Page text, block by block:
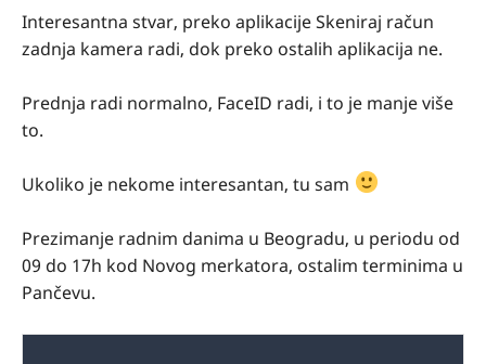
Interesantna stvar, preko aplikacije Skeniraj račun
zadnja kamera radi, dok preko ostalih aplikacija ne.
Prednja radi normalno, FaceID radi, i to je manje više
to.
Ukoliko je nekome interesantan, tu sam
Prezimanje radnim danima u Beogradu, u periodu od
09 do 17h kod Novog merkatora, ostalim terminima u
Pančevu.